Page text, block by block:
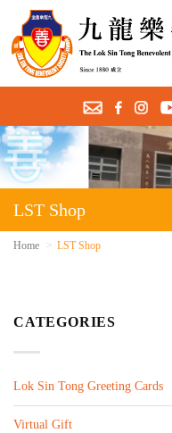
LST Shop
Home LST Shop
CATEGORIES
Lok Sin Tong Greeting Cards
Virtual Gift